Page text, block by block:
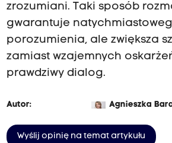
zrozumiani. Taki sposób
gwarantuje
porozumienia, ale zwiększa
zamiast wzajemnych
prawdziwy dialog.
Autor: Agnieszka
Wyślij opinię na temat artykułu